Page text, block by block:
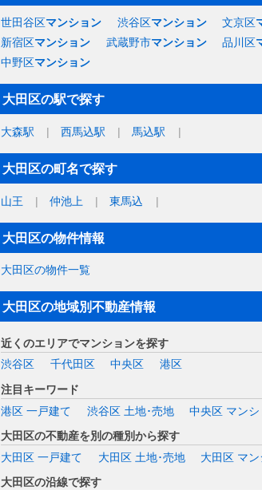
世田谷区マンション 渋谷区マンション 文京区
新宿区マンション 武蔵野市マンション 品川区
中野区マンション
大田区の駅で探す
大森駅 西馬込駅 馬込駅
大田区の町名で探す
山王 仲池上 東馬込
大田区の物件情報
大田区の物件一覧
大田区の地域別不動産情報
近くのエリアでマンションを探す
渋谷区
千代田区 中央区
港区
注目キーワード
港区 一戸建て
渋谷区 土地･売地
中央区 マンシ
大田区の不動産を別の種別から探す
大田区 一戸建て
大田区 土地･売地 大田区 マン
大田区の沿線で探す